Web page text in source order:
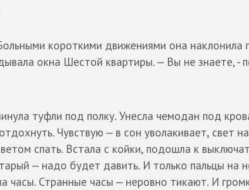
короткими движениями она наклонила
окна Шестой квартиры. — Вы не знаете, -
туфли под полку. Унесла чемодан под
Чувствую — в сон уволакивает, свет
спать. Встала с койки, подошла к
— надо будет давить. И только пальцы на
часы. Странные часы — неровно тикают. И